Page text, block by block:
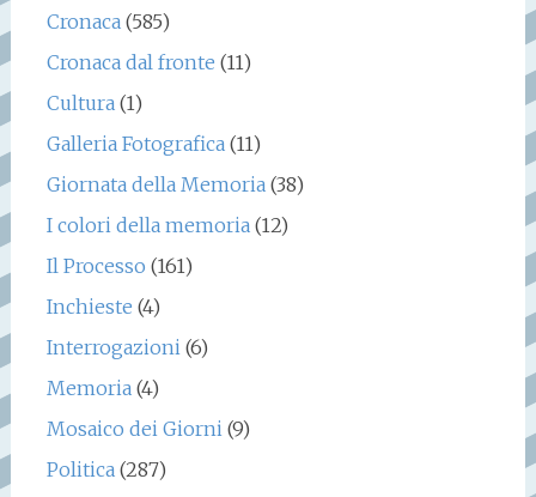
Cronaca(585)
Cronaca dal fronte (11)
Cultura(1)
Galleria Fotografica(11)
Giornata della Memoria(38)
I colori della memoria(12)
Il Processo (161)
Inchieste (4)
Interrogazioni(6)
Memoria(4)
Mosaico dei Giorni(9)
Politica(287)